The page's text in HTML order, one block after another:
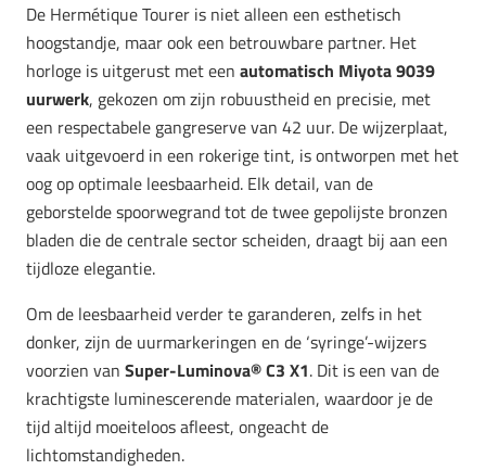
De Hermétique Tourer is niet alleen een esthetisch
hoogstandje, maar ook een betrouwbare partner. Het
horloge is uitgerust met een automatisch Miyota 9039
uurwerk, gekozen om zijn robuustheid en precisie, met
een respectabele gangreserve van 42 uur. De wijzerplaat,
vaak uitgevoerd in een rokerige tint, is ontworpen met het
oog op optimale leesbaarheid. Elk detail, van de
geborstelde spoorwegrand tot de twee gepolijste bronzen
bladen die de centrale sector scheiden, draagt bij aan een
tijdloze elegantie.
Om de leesbaarheid verder te garanderen, zelfs in het
donker, zijn de uurmarkeringen en de ‘syringe’-wijzers
voorzien van Super-Luminova® C3 X1. Dit is een van de
krachtigste luminescerende materialen, waardoor je de
tijd altijd moeiteloos afleest, ongeacht de
lichtomstandigheden.